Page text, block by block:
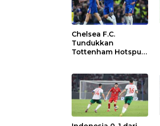
Chelsea F.C.
Tundukkan
Tottenham Hotspur